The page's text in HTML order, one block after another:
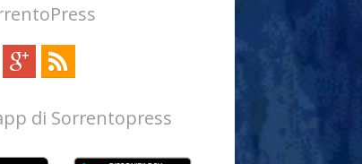
di Sorrentopress